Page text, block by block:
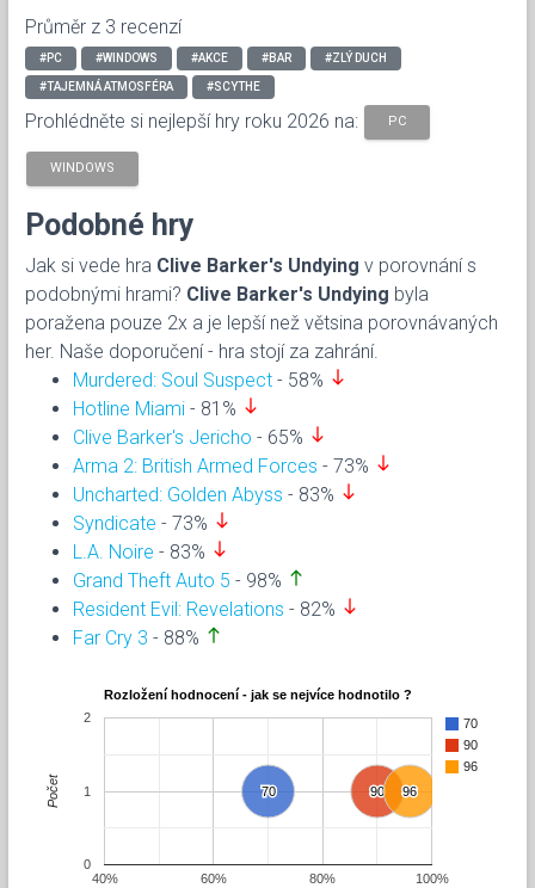
Průměr z 3 recenzí
#PC #WINDOWS #AKCE #BAR #ZLÝ DUCH
#TAJEMNÁ ATMOSFÉRA #SCYTHE
Prohlédněte si nejlepší hry roku 2026 na: PC
WINDOWS
Podobné hry
Jak si vede hra Clive Barker's Undying v porovnání s
podobnými hrami? Clive Barker's Undying byla
poražena pouze 2x a je lepší než větsina porovnávaných
her. Naše doporučení - hra stojí za zahrání.
Murdered: Soul Suspect - 58% south
Hotline Miami - 81% south
Clive Barker's Jericho - 65% south
Arma 2: British Armed Forces - 73% south
Uncharted: Golden Abyss - 83% south
Syndicate - 73% south
L.A. Noire - 83% south
Grand Theft Auto 5 - 98% north
Resident Evil: Revelations - 82% south
Far Cry 3 - 88% north
Rozložení hodnocení - jak se nejvíce hodnotilo ?
70
90
96
70
70 90
90 96
96
40% 60% 80% 100%
0
1
2
Počet